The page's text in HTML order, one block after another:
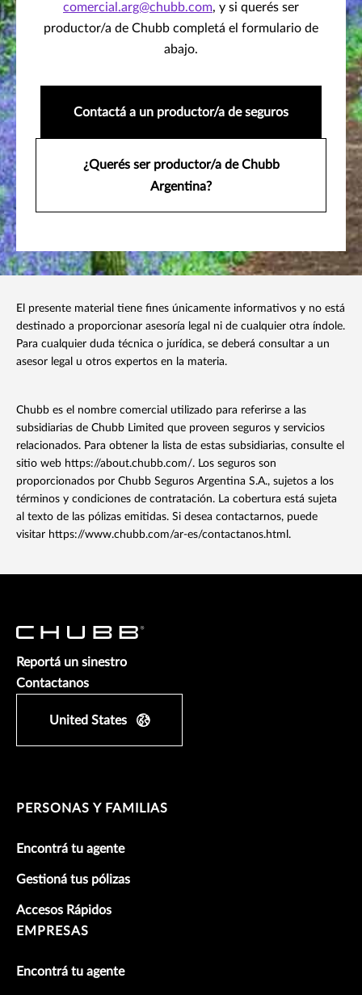
comercial.arg@chubb.com, y si querés ser
productor/a de Chubb completá el formulario de
abajo.
Contactá a un productor/a de seguros
¿Querés ser productor/a de Chubb
Argentina?
El presente material tiene fines únicamente informativos y no está
destinado a proporcionar asesoría legal ni de cualquier otra índole.
Para cualquier duda técnica o jurídica, se deberá consultar a un
asesor legal u otros expertos en la materia.
Chubb es el nombre comercial utilizado para referirse a las
subsidiarias de Chubb Limited que proveen seguros y servicios
relacionados. Para obtener la lista de estas subsidiarias, consulte el
sitio web https://about.chubb.com/. Los seguros son
proporcionados por Chubb Seguros Argentina S.A., sujetos a los
términos y condiciones de contratación. La cobertura está sujeta
al texto de las pólizas emitidas. Si desea contactarnos, puede
visitar https://www.chubb.com/ar-es/contactanos.html.
Reportá un sinestro
Contactanos
United States
PERSONAS Y FAMILIAS
Encontrá tu agente
Gestioná tus pólizas
Accesos Rápidos
EMPRESAS
Encontrá tu agente